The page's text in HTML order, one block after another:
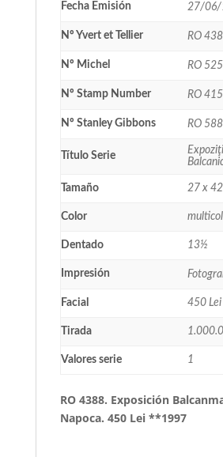
Fecha Emisión 27/06/
Nº Yvert et Tellier RO
Nº Michel RO
Nº Stamp Number RO
Nº Stanley Gibbons RO
Título Serie
Tamaño 27 x
Color
Dentado 13½
Impresión
Facial 450 Lei
Tirada
Valores serie 1
RO 4388. Exposición
Napoca. 450 Lei **1997